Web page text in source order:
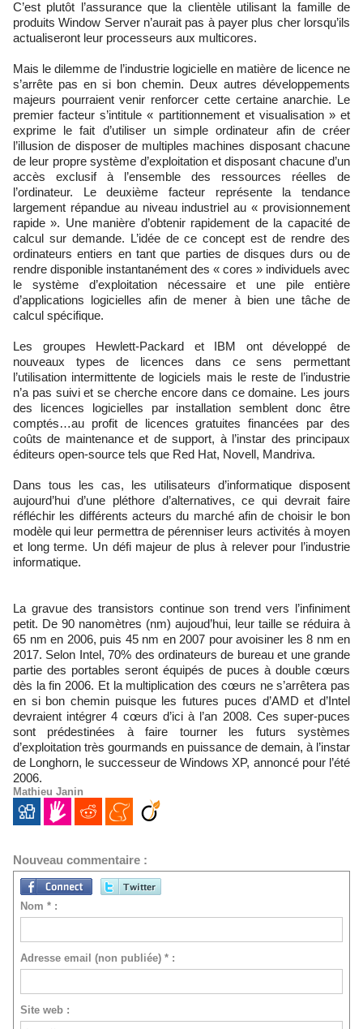
C’est plutôt l’assurance que la clientèle utilisant la famille de
produits Window Server n’aurait pas à payer plus cher lorsqu’ils
actualiseront leur processeurs aux multicores.
Mais le dilemme de l’industrie logicielle en matière de licence ne
s’arrête pas en si bon chemin. Deux autres développements
majeurs pourraient venir renforcer cette certaine anarchie. Le
premier facteur s’intitule « partitionnement et visualisation » et
exprime le fait d’utiliser un simple ordinateur afin de créer
l’illusion de disposer de multiples machines disposant chacune
de leur propre système d’exploitation et disposant chacune d’un
accès exclusif à l’ensemble des ressources réelles de
l’ordinateur. Le deuxième facteur représente la tendance
largement répandue au niveau industriel au « provisionnement
rapide ». Une manière d’obtenir rapidement de la capacité de
calcul sur demande. L’idée de ce concept est de rendre des
ordinateurs entiers en tant que parties de disques durs ou de
rendre disponible instantanément des « cores » individuels avec
le système d’exploitation nécessaire et une pile entière
d’applications logicielles afin de mener à bien une tâche de
calcul spécifique.
Les groupes Hewlett-Packard et IBM ont développé de
nouveaux types de licences dans ce sens permettant
l’utilisation intermittente de logiciels mais le reste de l’industrie
n’a pas suivi et se cherche encore dans ce domaine. Les jours
des licences logicielles par installation semblent donc être
comptés…au profit de licences gratuites financées par des
coûts de maintenance et de support, à l’instar des principaux
éditeurs open-source tels que Red Hat, Novell, Mandriva.
Dans tous les cas, les utilisateurs d’informatique disposent
aujourd’hui d’une pléthore d’alternatives, ce qui devrait faire
réfléchir les différents acteurs du marché afin de choisir le bon
modèle qui leur permettra de pérenniser leurs activités à moyen
et long terme. Un défi majeur de plus à relever pour l’industrie
informatique.
La gravue des transistors continue son trend vers l’infiniment
petit. De 90 nanomètres (nm) aujoud’hui, leur taille se réduira à
65 nm en 2006, puis 45 nm en 2007 pour avoisiner les 8 nm en
2017. Selon Intel, 70% des ordinateurs de bureau et une grande
partie des portables seront équipés de puces à double cœurs
dès la fin 2006. Et la multiplication des cœurs ne s’arrêtera pas
en si bon chemin puisque les futures puces d’AMD et d’Intel
devraient intégrer 4 cœurs d’ici à l’an 2008. Ces super-puces
sont prédestinées à faire tourner les futurs systèmes
d’exploitation très gourmands en puissance de demain, à l’instar
de Longhorn, le successeur de Windows XP, annoncé pour l’été
2006.
Mathieu Janin
Nouveau commentaire :
Nom * :
Adresse email (non publiée) * :
Site web :